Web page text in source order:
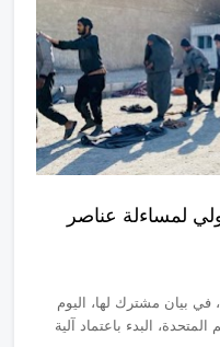
لمساءلة عناصر
منظمة سورية، في بيان مشترك لها، اليوم
البدء باعتماد آلية